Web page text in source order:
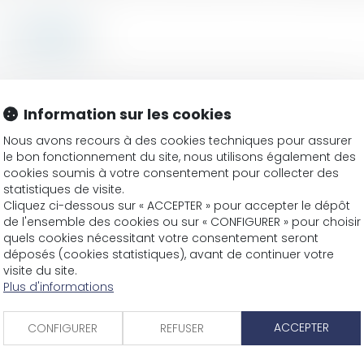
: une traite des êtres humains ?
: l’usage étranger à la mission suffit à caractériser
par la Cour de cassation
aux élections municipales et législatives
le point du départ du délai de la prescription
sont également effacées
confirme l’application rétroactive de la loi
sincérité du scrutin
judiciaire du prévenu
: la France condamnée
aux gardiens d’immeubles de bailleurs sociaux
Information sur les cookies
Nous avons recours à des cookies techniques pour assurer
le bon fonctionnement du site, nous utilisons également des
cookies soumis à votre consentement pour collecter des
statistiques de visite.
Cliquez ci-dessous sur « ACCEPTER » pour accepter le dépôt
de l'ensemble des cookies ou sur « CONFIGURER » pour choisir
quels cookies nécessitant votre consentement seront
déposés (cookies statistiques), avant de continuer votre
visite du site.
Plus d'informations
CONFIGURER REFUSER ACCEPTER